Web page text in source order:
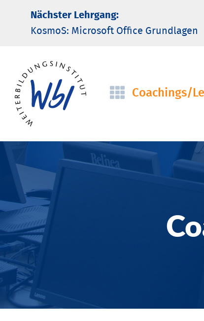
Nächster Lehrgang:
KosmoS: Microsoft Office Grund­lagen
Navigation
Coachings/­